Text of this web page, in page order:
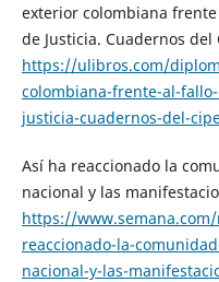
exterior colombiana
de Justicia. Cuadernos del
https://ulibros.com/
colombiana-frente-al-
justicia-cuadernos-del-
Así ha reaccionado la
nacional y las
https://
reaccionado-la-
nacional-y-las-